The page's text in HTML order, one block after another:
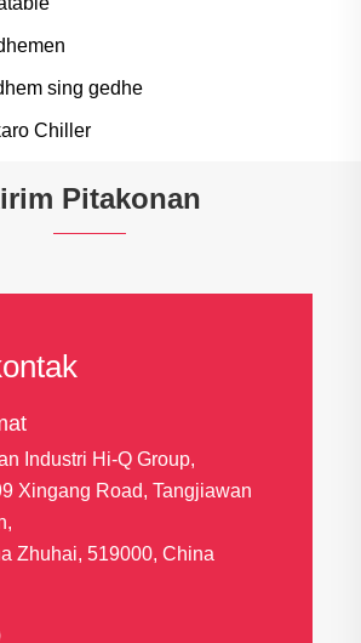
sing gedhe
Chiller
Pitakonan
Industri Hi-Q Group,
Xingang Road, Tangjiawan
Zhuhai, 519000, China